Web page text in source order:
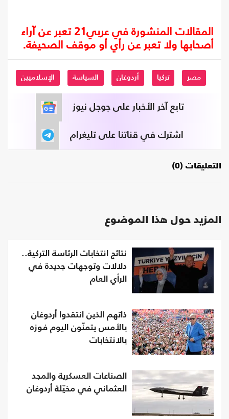
المقالات المنشورة في عربي21 تعبر عن آراء
أصحابها ولا تعبر عن رأي أو موقف الصحيفة.
مصر تركيا أردوغان السياسة الإسلاميين
تابع آخر الأخبار على جوجل نيوز
اشترك في قناتنا على تليغرام
التعليقات (0)
المزيد حول هذا الموضوع
نتائج انتخابات الرئاسة التركية..
دلالات وتوجهات جديدة في
الرأي العام
ذاتهم الذين انتقدوا أردوغان
بالأمس يتمنّون اليوم فوزه
بالانتخابات
الصناعات العسكرية والمجد
العثماني في مخيّلة أردوغان